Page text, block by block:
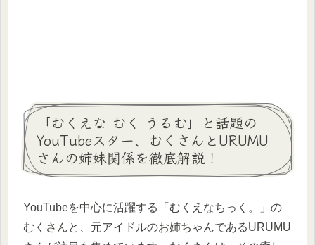
「むくえな むく うるむ」と話題の
YouTubeスター、むくさんとURUMU
さんの姉妹関係を徹底解説！
YouTubeを中心に活躍する「むくえなちっく。」の
むくさんと、元アイドルのお姉ちゃんであるURUMU